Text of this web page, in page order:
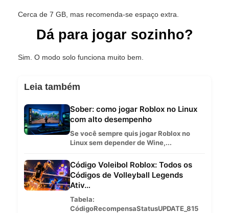
Cerca de 7 GB, mas recomenda-se espaço extra.
Dá para jogar sozinho?
Sim. O modo solo funciona muito bem.
Leia também
Sober: como jogar Roblox no Linux
com alto desempenho
Se você sempre quis jogar Roblox no
Linux sem depender de Wine,...
Código Voleibol Roblox: Todos os
Códigos de Volleyball Legends
Ativ…
Tabela:
CódigoRecompensaStatusUPDATE_815